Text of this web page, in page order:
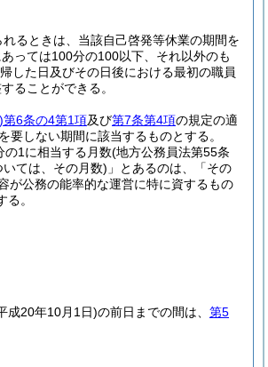
るときは、当該自己啓発等休業の期間を
っては100分の100以下、それ以外のも
した日及びその日後における最初の職員
ることができる。
第6条の4第1項及び第7条第4項の規定の適
要しない期間に該当するものとする。
の1に相当する月数(地方公務員法第55条
ては、その月数) 」とあるのは、「その
が公務の能率的な運営に特に資するもの
る。
成20年10月1日)の前日までの間は、 第5